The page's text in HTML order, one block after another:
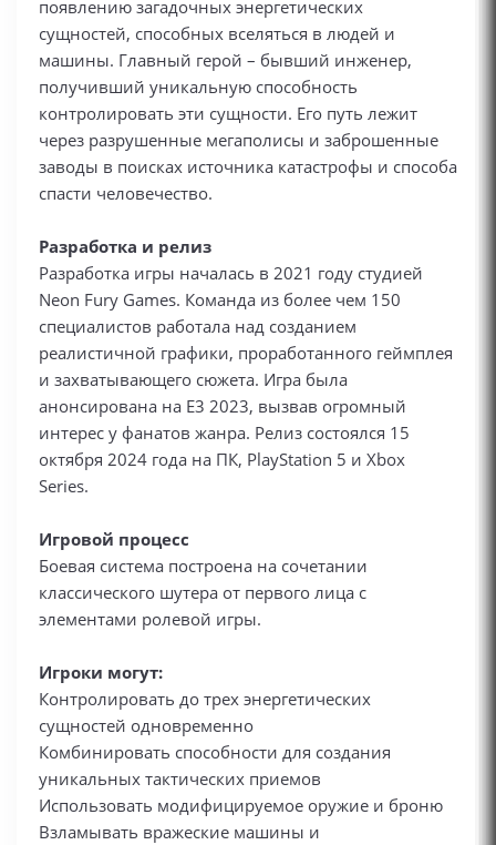
появлению загадочных энергетических
сущностей, способных вселяться в людей и
машины. Главный герой – бывший инженер,
получивший уникальную способность
контролировать эти сущности. Его путь лежит
через разрушенные мегаполисы и заброшенные
заводы в поисках источника катастрофы и способа
спасти человечество.
Разработка и релиз
Разработка игры началась в 2021 году студией
Neon Fury Games. Команда из более чем 150
специалистов работала над созданием
реалистичной графики, проработанного геймплея
и захватывающего сюжета. Игра была
анонсирована на E3 2023, вызвав огромный
интерес у фанатов жанра. Релиз состоялся 15
октября 2024 года на ПК, PlayStation 5 и Xbox
Series.
Игровой процесс
Боевая система построена на сочетании
классического шутера от первого лица с
элементами ролевой игры.
Игроки могут:
Контролировать до трех энергетических
сущностей одновременно
Комбинировать способности для создания
уникальных тактических приемов
Использовать модифицируемое оружие и броню
Взламывать вражеские машины и